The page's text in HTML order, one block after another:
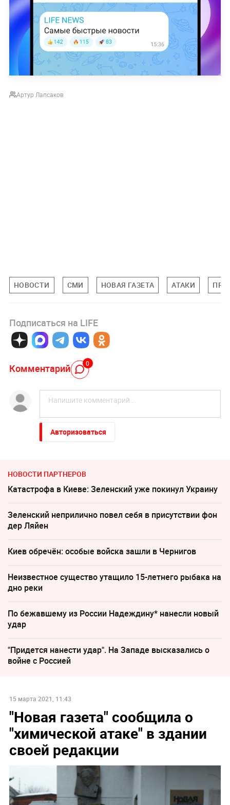
Артур Лапсаков
НОВОСТИ СМИ НОВАЯ ГАЗЕТА АТАКИ
Подписаться на LIFE
Комментарий 0
Авторизоваться
НОВОСТИ ПАРТНЕРОВ
Катастрофа в Киеве: Зеленский уже покинул Украину
Зеленский неприлично повел cебя в присутствии фон
дер Ляйен
Киев обречён: особые войска зашли в Чернигов
Неизвестное существо утащило 15-летнего рыбака на
дно реки
По бежавшему из России Надеждину* нанесли новый
удар
"Придется нанести удар". На Западе высказались о
войне с Россией
15 марта 2021, 11:43
"Новая газета" сообщила о
"химической атаке" в здании
своей редакции